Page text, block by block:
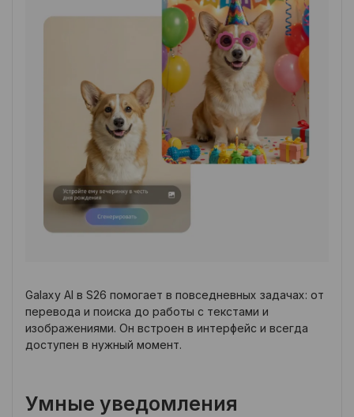
Galaxy AI в S26 помогает в повседневных задачах: от
перевода и поиска до работы с текстами и
изображениями. Он встроен в интерфейс и всегда
доступен в нужный момент.
Умные уведомления